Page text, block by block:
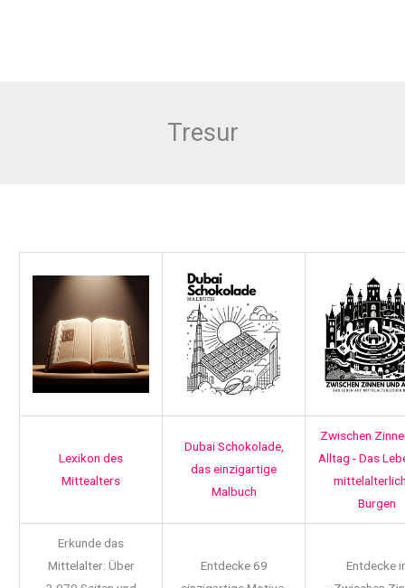
Tresur
Lexikon des
Mittealters
Dubai Schokolade,
das einzigartige
Malbuch
Zwischen
Alltag - Das
Burgen
Erkunde das
Mittelalter: Über
Entdecke 69
Entdecke